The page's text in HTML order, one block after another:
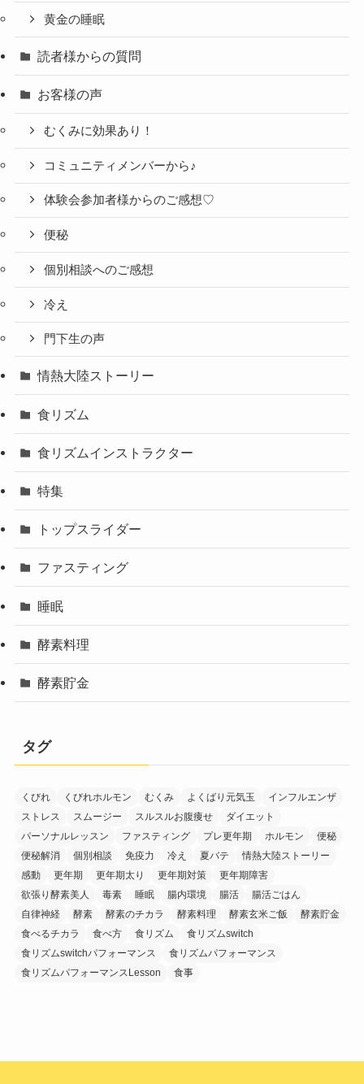
黄金の睡眠
読者様からの質問
お客様の声
むくみに効果あり！
コミュニティメンバーから♪
体験会参加者様からのご感想♡
便秘
個別相談へのご感想
冷え
門下生の声
情熱大陸ストーリー
食リズム
食リズムインストラクター
特集
トップスライダー
ファスティング
睡眠
酵素料理
酵素貯金
タグ
くびれ くびれホルモン むくみ よくばり元気玉
インフルエンザ
ストレス
スムージー スルスルお腹痩せ
ダイエット
パーソナルレッスン
ファスティング プレ更年期 ホルモン
便秘
便秘解消
個別相談 免疫力 冷え 夏バテ
情熱大陸ストーリー
感動
更年期 更年期太り 更年期対策
更年期障害
欲張り酵素美人
毒素 睡眠 腸内環境 腸活
腸活ごはん
自律神経
酵素 酵素のチカラ 酵素料理 酵素玄米ご飯
酵素貯金
食べるチカラ
食べ方 食リズム
食リズムswitch
食リズムswitchパフォーマンス
食リズムパフォーマンス
食リズムパフォーマンスLesson
食事